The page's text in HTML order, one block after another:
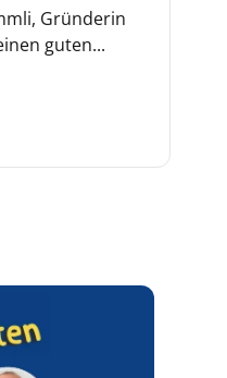
Gründerin
guten...